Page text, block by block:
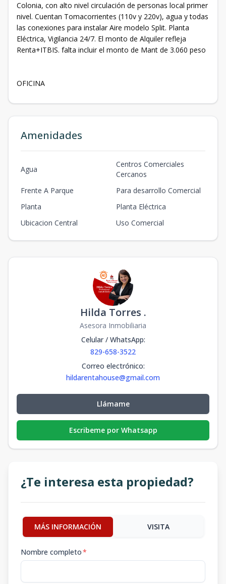
Colonia, con alto nivel circulación de personas local primer
nivel. Cuentan Tomacorrientes (110v y 220v), agua y todas
las conexiones para instalar Aire modelo Split. Planta
Eléctrica, Vigilancia 24/7. El monto de Alquiler refleja
Renta+ITBIS. falta incluir el monto de Mant de 3.060 peso
OFICINA
Amenidades
Agua
Centros Comerciales
Cercanos
Frente A Parque
Para desarrollo Comercial
Planta
Planta Eléctrica
Ubicacion Central
Uso Comercial
Hilda Torres .
Asesora Inmobiliaria
Celular / WhatsApp:
829-658-3522
Correo electrónico:
hildarentahouse@gmail.com
Llámame
Escribeme por Whatsapp
¿Te interesa esta propiedad?
MÁS INFORMACIÓN VISITA
Nombre completo*